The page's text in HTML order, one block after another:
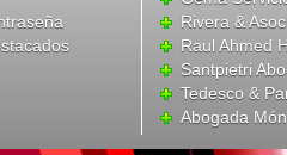
Rivera &
Raul Ahmed
Santpietri
Tedesco &
Abogada